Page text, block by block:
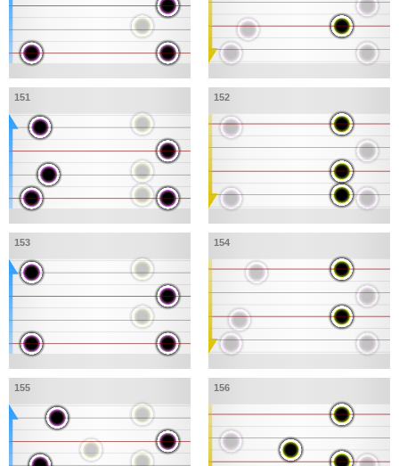
151 152
153 154
155 156